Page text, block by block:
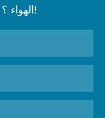
الهواء ؟ نحن في انتظار الاتصال الخاص بك!